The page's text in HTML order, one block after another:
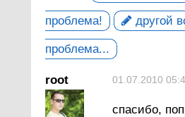
проблема! другой
проблема...
root 01.07.2010
спасибо,